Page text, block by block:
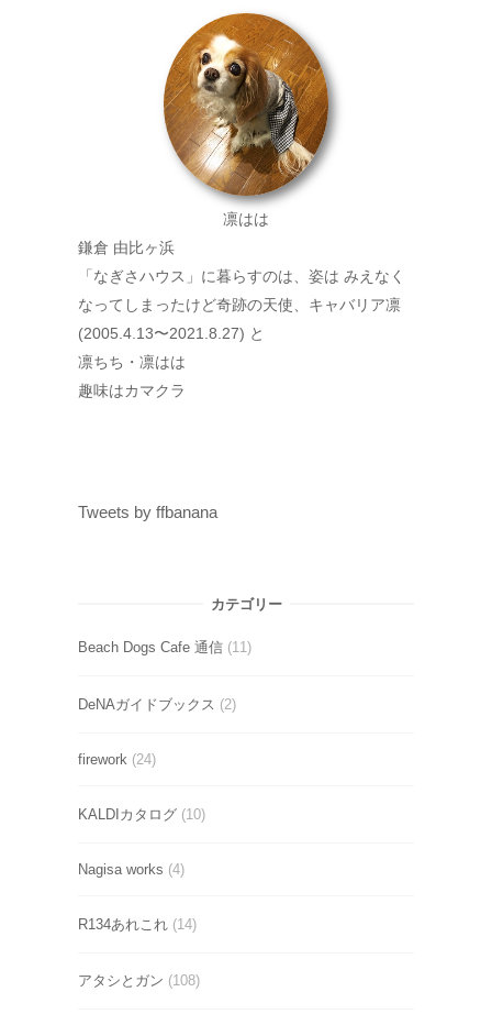
凛はは
鎌倉 由比ヶ浜
「なぎさハウス」に暮らすのは、姿は みえなく
なってしまったけど奇跡の天使、キャバリア凛
(2005.4.13〜2021.8.27) と
凛ちち・凛はは
趣味はカマクラ
Tweets by ffbanana
カテゴリー
Beach Dogs Cafe 通信 (11)
DeNAガイドブックス (2)
firework (24)
KALDIカタログ (10)
Nagisa works (4)
R134あれこれ (14)
アタシとガン (108)